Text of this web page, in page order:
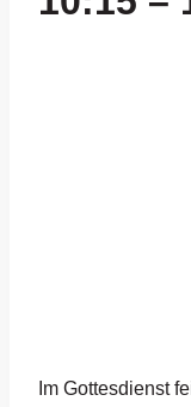
Im Gottesdienst